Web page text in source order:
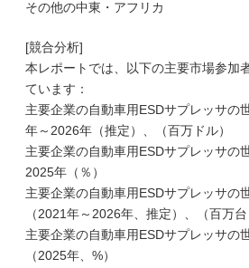
その他の中東・アフリカ
[競合分析]
本レポートでは、以下の主要市場参加
ています：
主要企業の自動車用ESDサプレッサの
年～2026年（推定）、（百万ドル）
主要企業の自動車用ESDサプレッサの
2025年（％）
主要企業の自動車用ESDサプレッサの
（2021年～2026年、推定）、（百万台
主要企業の自動車用ESDサプレッサの
（2025年、%）